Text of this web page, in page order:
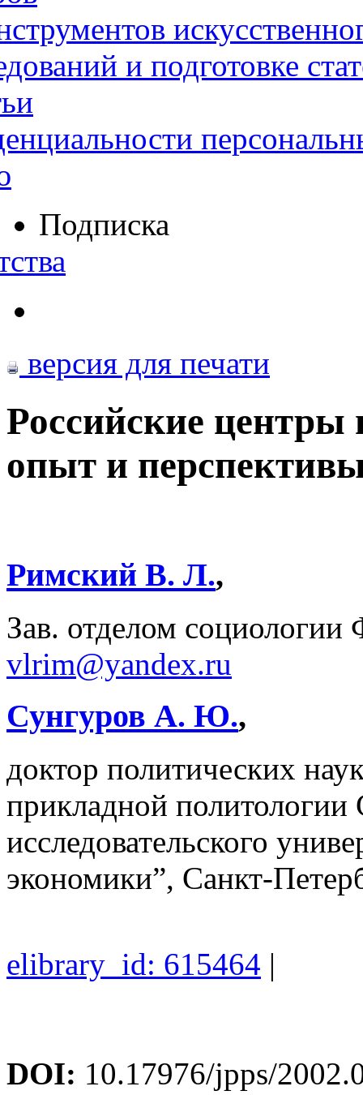
и подготовке
Подписка
версия для печати
Российские
опыт и
Римский В. Л.,
Зав. отделом
vlrim@yandex.ru
Сунгуров А. Ю.,
доктор политических
прикладной
исследовательского
экономики”, Санкт-
elibrary_id: 615464 |
DOI: 10.17976/jpps/